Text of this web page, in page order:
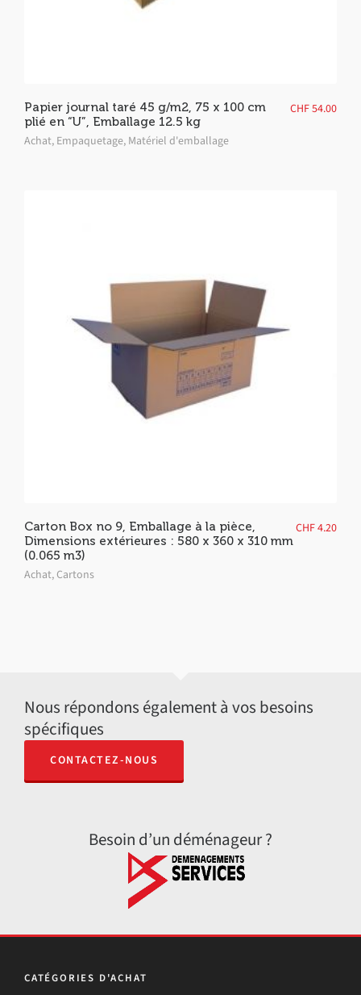
Papier journal taré 45 g/m2, 75 x 100 cm
plié en “U”, Emballage 12.5 kg
Achat, Empaquetage, Matériel d'emballage
CHF54.00
Carton Box no 9, Emballage à la pièce,
Dimensions extérieures : 580 x 360 x 310 mm
(0.065 m3)
Achat,Cartons
CHF4.20
Nous répondons également à vos besoins
spécifiques
CONTACTEZ-NOUS
Besoin d’un déménageur ?
CATÉGORIES D'ACHAT